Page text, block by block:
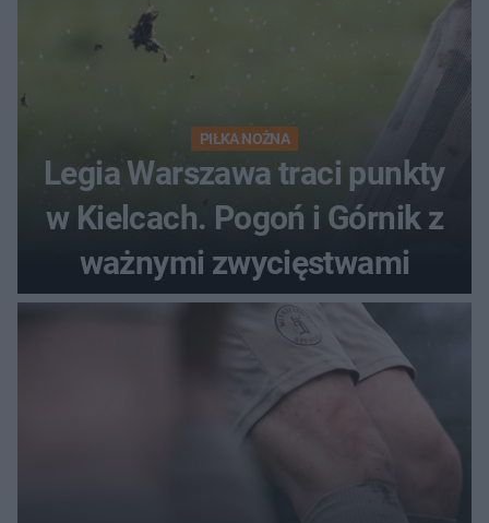
PIŁKA NOŻNA
Legia Warszawa traci punkty
w Kielcach. Pogoń i Górnik z
ważnymi zwycięstwami